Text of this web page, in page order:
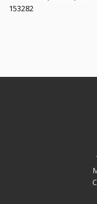
153282